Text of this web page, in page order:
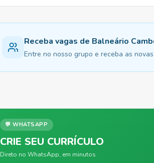
Receba vagas de Balneário
Entre no nosso grupo e receba as
💬 WHATSAPP
CRIE SEU CURRÍCULO
Direto no WhatsApp, em minutos